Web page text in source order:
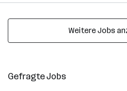
Weitere Jobs
Gefragte Jobs